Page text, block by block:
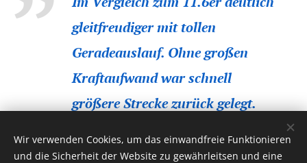
gleitfreudiger mit tollen
Geradeauslauf. Ohne großen
Kraftaufwand war schnell
größere Strecke zurück gelegt.
mich auch das Design besonders
Wir verwenden Cookies, um das einwandfreie Funktionieren
und die Sicherheit der Website zu gewährleitsen und eine